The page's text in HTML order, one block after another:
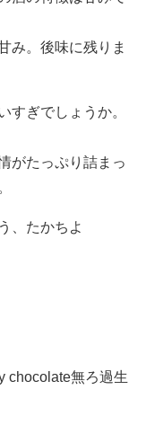
み。後味に残りま
すぎでしょうか。
がたっぷり詰まっ
、たかちよ
chocolate無ろ過生